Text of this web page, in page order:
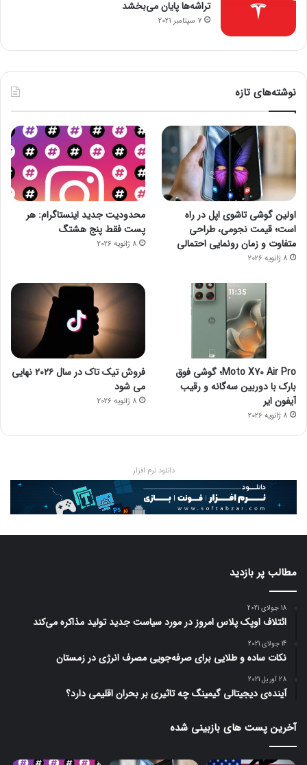
تراشه‌ها پایان می‌بخشد
7 سپتامبر 2021
نوشته‌های تازه
اولین گوشی تاشوی اپل در راه
است؛ قیمت نجومی، طراحی
متفاوت و زمان رونمایی احتمالی
8 ژانویه 2026
محدودیت جدید اینستاگرام: هر
پست فقط پنج هشتگ
8 ژانویه 2026
Moto X70 Air Pro؛ گوشی فوق
بارک با دوربین سه‌گانه و رقیب
آیفون ایر
8 ژانویه 2026
فروش تیک تاک در سال ۲۰۲۶ نهایی
می شود
8 ژانویه 2026
دانلود نرم افزار
مطالب پر بازدید
18 جولای 2021
ائتلاف اوپک پلاس امروز در مورد سیاست جدید تولید مذاکره می‌کند
14 جولای 2021
نکات ساده و طلایی برای صرفه‌جویی مصرف انرژی در زمستان
28 آوریل 2021
آینده‌ی دیجیتالی گیمینگ چه تاثیری بر بحران اقلیمی دارد؟
آخرین پست های بازبینی شده